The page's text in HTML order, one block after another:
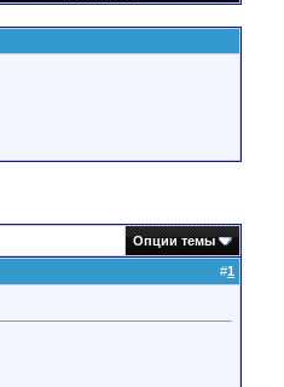
Опции темы
#1